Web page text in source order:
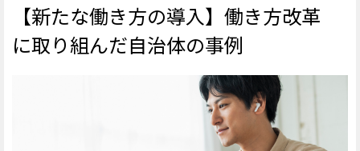
【新たな働き方の導入】働き方改革
に取り組んだ自治体の事例